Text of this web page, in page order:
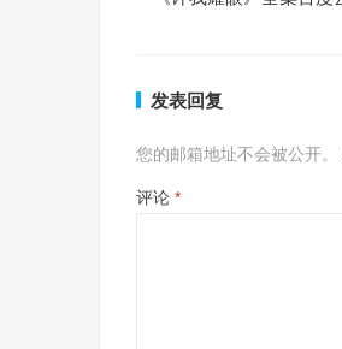
发表回复
您的邮箱地址不会被公开。
评论 *